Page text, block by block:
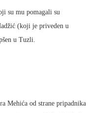
su mu pomagali su
(koji je priveden u
u Tuzli.
Mehića od strane pripadnika